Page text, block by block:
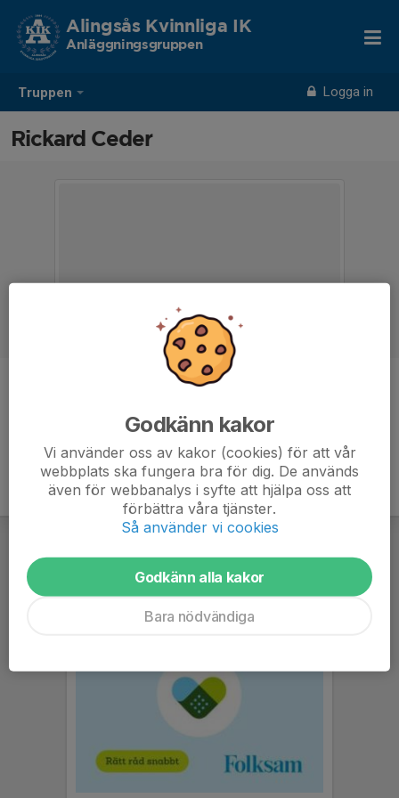
Truppen Logga in
Alingsås Kvinnliga IK
Anläggningsgruppen
Rickard Ceder
Godkänn kakor
Vi använder oss av kakor (cookies) för att vår
webbplats ska fungera bra för dig. De används
även för webbanalys i syfte att hjälpa oss att
förbättra våra tjänster.
Så använder vi cookies
Godkänn alla kakor
Bara nödvändiga